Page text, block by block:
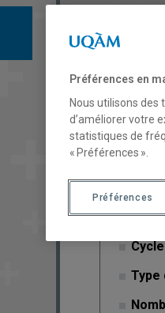
Cycle
Type
Préférences en
Nous utilisons
d’améliorer votre
statistiques de
« Préférences ».
Préférences